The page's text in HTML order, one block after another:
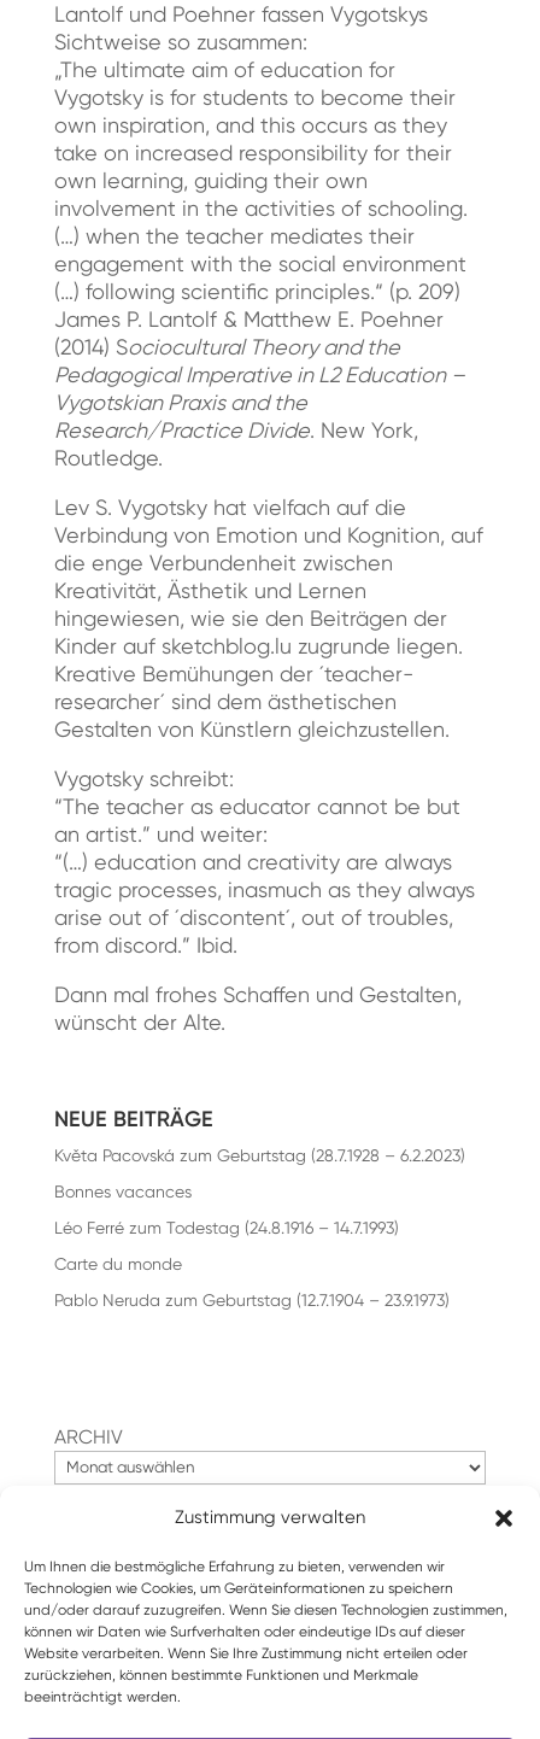
Zustimmung verwalten
Um Ihnen die bestmögliche Erfahrung zu bieten, verwenden wir
Technologien wie Cookies, um Geräteinformationen zu speichern
und/oder darauf zuzugreifen. Wenn Sie diesen Technologien zustimmen,
können wir Daten wie Surfverhalten oder eindeutige IDs auf dieser
Website verarbeiten. Wenn Sie Ihre Zustimmung nicht erteilen oder
zurückziehen, können bestimmte Funktionen und Merkmale
beeinträchtigt werden.
Lantolf und Poehner fassen Vygotskys
Sichtweise so zusammen:
„The ultimate aim of education for
Vygotsky is for students to become their
own inspiration, and this occurs as they
take on increased responsibility for their
own learning, guiding their own
involvement in the activities of schooling.
(…) when the teacher mediates their
engagement with the social environment
(…) following scientific principles.“ (p. 209)
James P. Lantolf & Matthew E. Poehner
(2014) Sociocultural Theory and the
Pedagogical Imperative in L2 Education –
Vygotskian Praxis and the
Research/Practice Divide. New York,
Routledge.
Lev S. Vygotsky hat vielfach auf die
Verbindung von Emotion und Kognition, auf
die enge Verbundenheit zwischen
Kreativität, Ästhetik und Lernen
hingewiesen, wie sie den Beiträgen der
Kinder auf sketchblog.lu zugrunde liegen.
Kreative Bemühungen der ´teacher-
researcher´ sind dem ästhetischen
Gestalten von Künstlern gleichzustellen.
Vygotsky schreibt:
“The teacher as educator cannot be but
an artist.” und weiter:
“(…) education and creativity are always
tragic processes, inasmuch as they always
arise out of ´discontent´, out of troubles,
from discord.” Ibid.
Dann mal frohes Schaffen und Gestalten,
wünscht der Alte.
NEUE BEITRÄGE
Květa Pacovská zum Geburtstag (28.7.1928 – 6.2.2023)
Bonnes vacances
Léo Ferré zum Todestag (24.8.1916 – 14.7.1993)
Carte du monde
Pablo Neruda zum Geburtstag (12.7.1904 – 23.9.1973)
ARCHIV
Suchen